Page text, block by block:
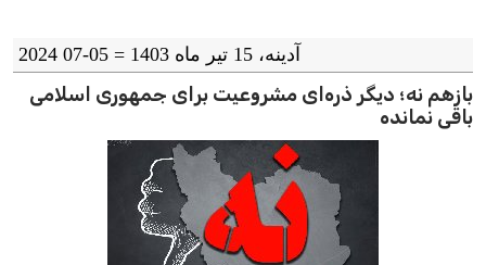
آدينه، 15 تیر ماه 1403 = 05-07 2024
بازهم نه؛ دیگر ذره‌ای مشروعیت برای جمهوری اسلامی
باقی نمانده